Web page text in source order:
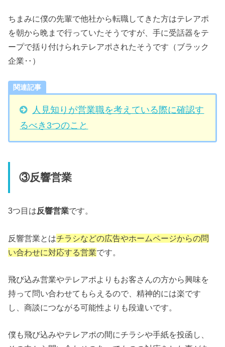
ちまみに僕の先輩で他社から転職してきた方はテレアポ
を朝から晩まで行っていたそうですが、手に受話器をテ
ープで括り付けられテレアポされたそうです（ブラック
企業‥）
関連記事
人見知りが営業職を考えている際に確認す
るべき3つのこと
③反響営業
3つ目は反響営業です。
反響営業とはチラシなどの広告やホームページからの問
い合わせに対応する営業です。
飛び込み営業やテレアポよりもお客さんの方から興味を
持って問い合わせてもらえるので、精神的には楽です
し、商談につながる可能性よりも段違いです。
僕も飛び込みやテレアポの間にチラシや手紙を投函し、